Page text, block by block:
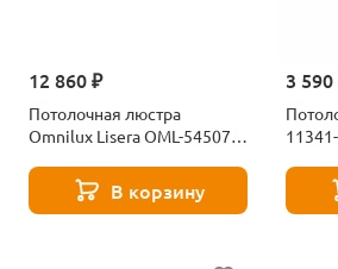
12 860 ₽
Потолочная люстра
Omnilux Lisera OML-54507-
В корзину
3 590